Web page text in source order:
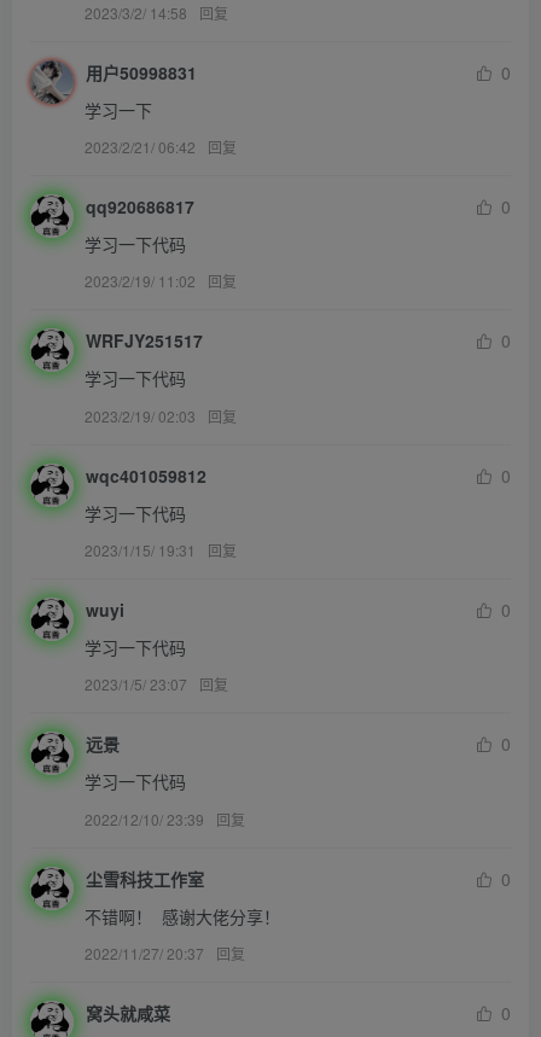
2023/3/2/ 14:58 回复
用户50998831
0
学习一下
2023/2/21/ 06:42 回复
qq920686817
0
学习一下代码
2023/2/19/ 11:02 回复
WRFJY251517
0
学习一下代码
2023/2/19/ 02:03 回复
wqc401059812
0
学习一下代码
2023/1/15/ 19:31 回复
wuyi
0
学习一下代码
2023/1/5/ 23:07 回复
远景
0
学习一下代码
2022/12/10/ 23:39 回复
尘雪科技工作室
0
不错啊！  感谢大佬分享！
2022/11/27/ 20:37 回复
窝头就咸菜
0